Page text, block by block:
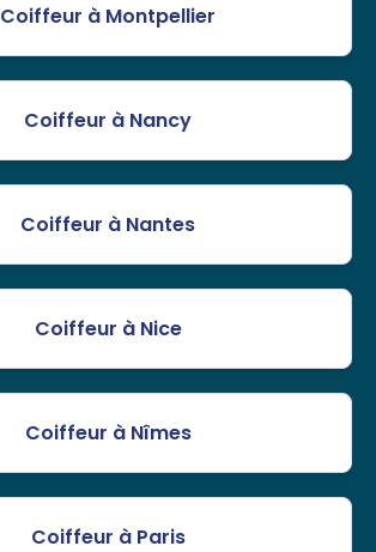
Coiffeur à Montpellier
Coiffeur à Nancy
Coiffeur à Nantes
Coiffeur à Nice
Coiffeur à Nîmes
Coiffeur à Paris